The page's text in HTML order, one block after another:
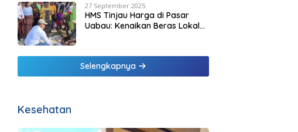
27 September 2025
HMS Tinjau Harga di Pasar
Uabau: Kenaikan Beras Lokal
Selengkapnya
Kesehatan